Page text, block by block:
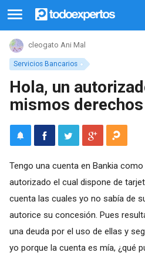
Servicios Bancarios
cleogato Ani Mal
Hola, un
mismos
Tengo una cuenta en Bankia
autorizado el cual dispone de
cuenta las cuales yo no sabía de
autorice su concesión. Pues
una deuda por el uso de ellas y
yo porque la cuenta es mía, ¿qué